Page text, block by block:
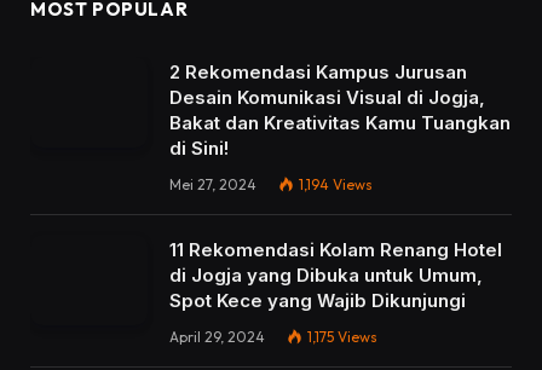
MOST POPULAR
2 Rekomendasi Kampus Jurusan
Desain Komunikasi Visual di Jogja,
Bakat dan Kreativitas Kamu Tuangkan
di Sini!
Mei 27, 2024 1,194 Views
11 Rekomendasi Kolam Renang Hotel
di Jogja yang Dibuka untuk Umum,
Spot Kece yang Wajib Dikunjungi
April 29, 2024 1,175 Views